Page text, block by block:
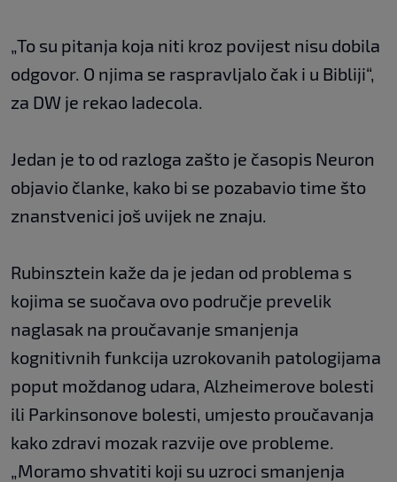
„To su pitanja koja niti kroz povijest nisu dobila
odgovor. O njima se raspravljalo čak i u Bibliji“,
za DW je rekao Iadecola.
Jedan je to od razloga zašto je časopis Neuron
objavio članke, kako bi se pozabavio time što
znanstvenici još uvijek ne znaju.
Rubinsztein kaže da je jedan od problema s
kojima se suočava ovo područje prevelik
naglasak na proučavanje smanjenja
kognitivnih funkcija uzrokovanih patologijama
poput moždanog udara, Alzheimerove bolesti
ili Parkinsonove bolesti, umjesto proučavanja
kako zdravi mozak razvije ove probleme.
„Moramo shvatiti koji su uzroci smanjenja